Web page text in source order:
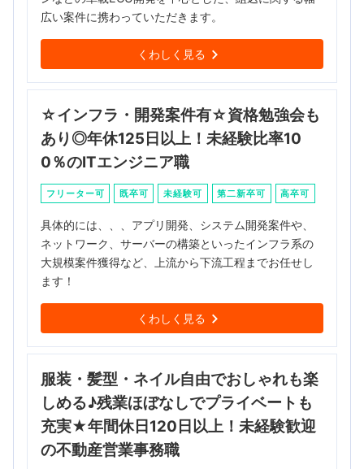
広い案件に携わっていただきます。
くわしく見る
☆インフラ・開発案件有☆資格勉強会も
あり◎年休125日以上！未経験比率10
0％のITエンジニア職
フリーター可 既卒可 未経験可 第二新卒可 高卒可
具体的には、、、アプリ開発、システム開発案件や、
ネットワーク、サーバーの構築といったインフラ系の
大規模案件獲得など、上流から下流工程までお任せし
ます！
くわしく見る
服装・髪型・ネイル自由でおしゃれも楽
しめる♪残業ほぼなしでプライベートも
充実★年間休日120日以上！未経験歓迎
の不動産営業事務職